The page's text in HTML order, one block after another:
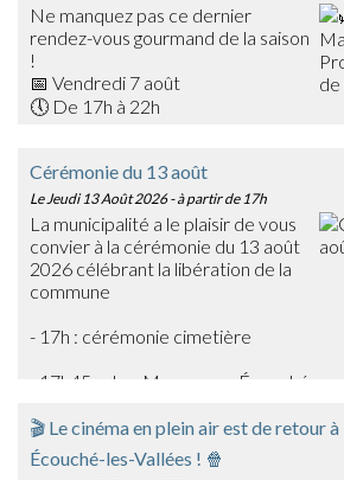
Ne manquez pas ce dernier
rendez-vous gourmand de la saison
!
📅 Vendredi 7 août
🕔 De 17h à 22h
savoir-faire et faire le plein de produits
de saison : confitures, boissons, œufs,
gourmandises… et bien d'autres
🎶 La soirée sera également animée en
Emmanuel Toutain, pour une ambiance
chaleureuse.
un agréable moment en famille ou
➡️ On vous attend nombreux pour
cette belle saison des marchés !
Cérémonie du 13 août
Le Jeudi 13 Août 2026- à partir de 17h
La municipalité a le plaisir de vous
convier à la cérémonie du 13 août
2026 célébrant la libération de la
commune
- 17h : cérémonie cimetière
- 17h45 : char Massaoua - Écouché
🎬 Le cinéma en plein air est de retour à
Écouché-les-Vallées ! 🍿